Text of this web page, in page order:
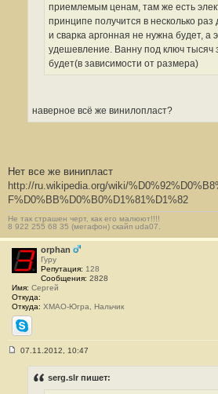
приемлемым ценам, там же есть
принципе получится в несколько
и сварка аргонная не нужна будет, а
удешевление. Ванну под ключ тысяч
будет(в зависимости от размера)
наверное всё же винилопласт?
Нет все же винипласт
http://ru.wikipedia.org/wiki/
F%D0%BB%D0%B0%D1%81%D1%82
Не так страшен черт, как его малюют!!!!
8 922 255 68 35 (мегафон) скайп uda07.
orphan
Гуру
Репутация: 128
Сообщения: 2828
Имя: Сергей
Откуда:
Откуда: ХМАО-Югра, Нальчик
Skype
07.11.2012, 10:47
serg.slr пишет: